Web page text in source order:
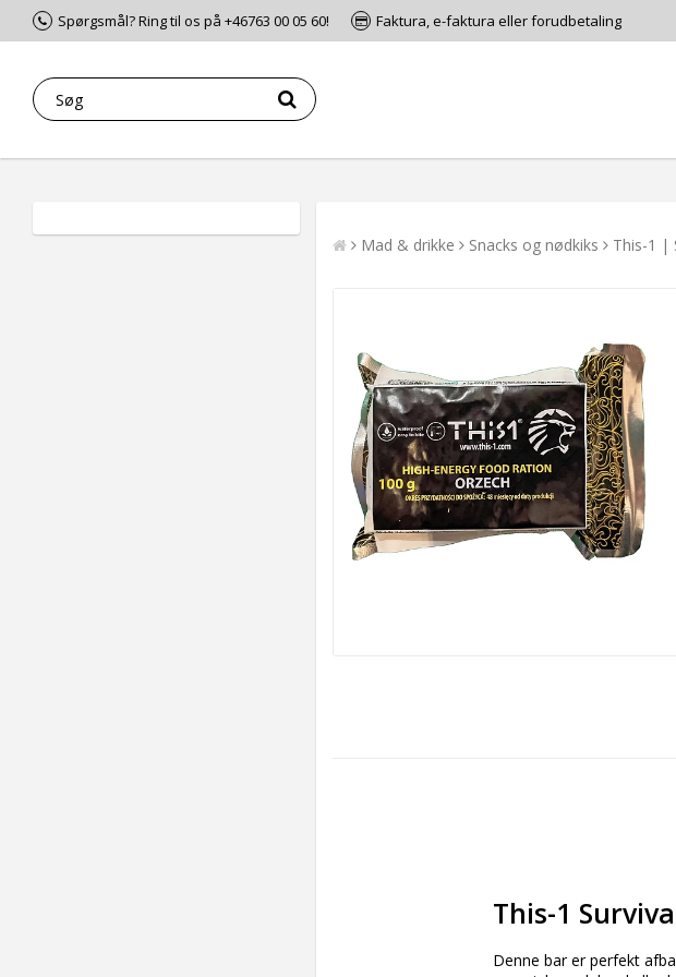
Spørgsmål? Ring til os på +46763 00 05 60! Faktura, e-faktura eller forudbetaling
Mad & drikke Snacks og nødkiks This-1 |
This-1
Denne bar er perfekt